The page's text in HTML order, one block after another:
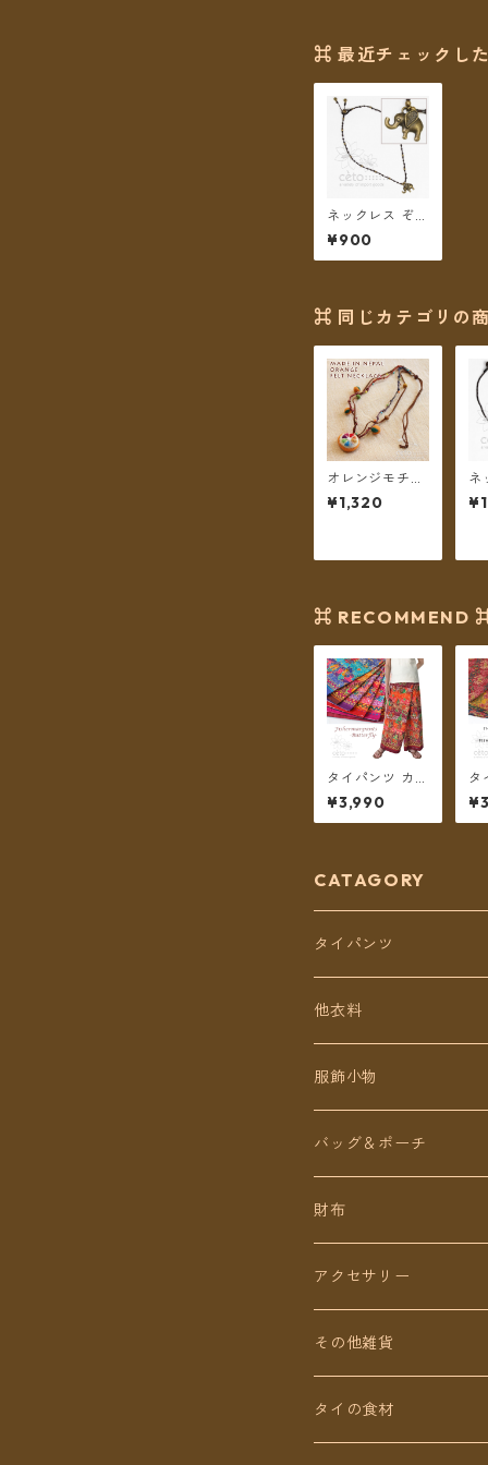
⌘ 最近チェックし
ネックレス ぞう
さんチャーム
【メール便送料
無料】
¥900
⌘ 同じカテゴリの
オレンジモチー
フ フェルトネッ
クレス ネパール
¥1,320
ネ
ラ
モ
⌘ RECOMMEND
タイパンツ カラ
フル バタフライ
プリント 6カラ
ー リゾパン ロ
¥3,990
タ
タ
イ
更
無
CATAGORY
タイパンツ
定番無地タイパンツ
チェトオリジナル
ロング丈
ミディアム丈
ショート丈
Baby&Kids
他衣料
トップス
ワンピース
パンツ
スカート
キッズ
服飾小物
バッグ＆ポーチ
財布
アクセサリー
ピアス（イヤリング）
ネックレス
その他雑貨
タイの食材